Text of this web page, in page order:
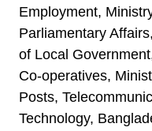
Employment,
Parliamentary
of Local
Co-operatives,
Posts,
Technology,